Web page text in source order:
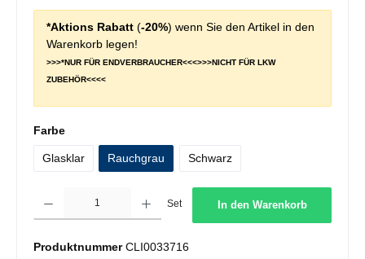
*Aktions Rabatt (-20%) wenn Sie den Artikel in den
Warenkorb legen!
>>>*NUR FÜR ENDVERBRAUCHER<<<>>>NICHT FÜR LKW
ZUBEHÖR<<<<
Farbeauswählen
Glasklar Rauchgrau Schwarz
Set In den Warenkorb
ProduktnummerCLI0033716